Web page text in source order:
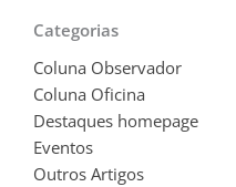
Categorias
Coluna Observador
Coluna Oficina
Destaques homepage
Eventos
Outros Artigos